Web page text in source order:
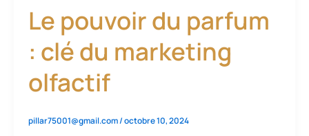
Le pouvoir du parfum
: clé du marketing
olfactif
pillar75001@gmail.com/octobre 10, 2024